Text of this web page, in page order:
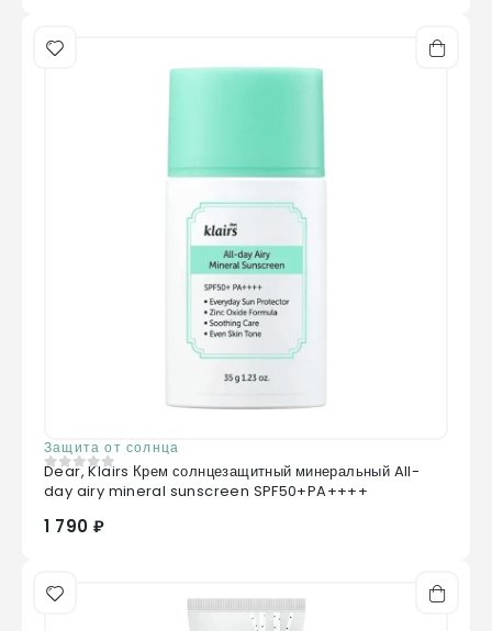
Защита от солнца
0 из 5
Dear, Klairs Крем солнцезащитный минеральный All-
day airy mineral sunscreen SPF50+PA++++
1 790 ₽